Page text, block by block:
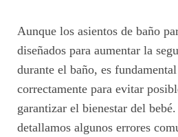
Aunque los asientos de baño
diseñados para aumentar la
durante el baño, es
correctamente para evitar
garantizar el bienestar del
detallamos algunos errores